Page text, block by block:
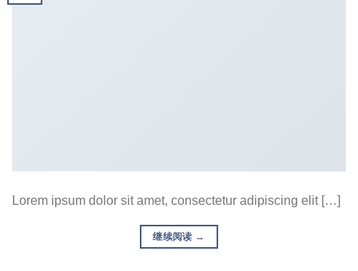
Lorem ipsum dolor sit amet, consectetur adipiscing elit […]
继续阅读 →